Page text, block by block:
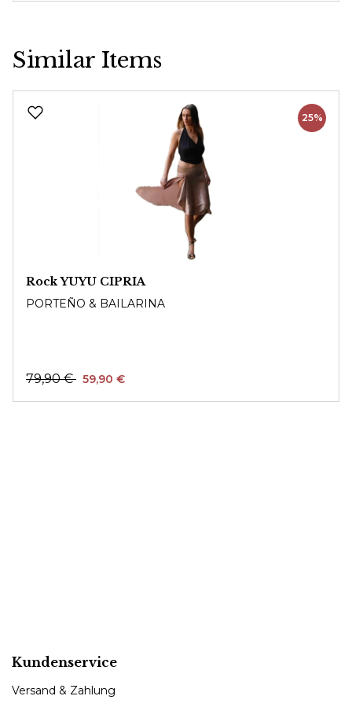
Similar Items
25%
Rock YUYU CIPRIA
PORTEÑO & BAILARINA
79,90 € 59,90 €
Kundenservice
Versand & Zahlung